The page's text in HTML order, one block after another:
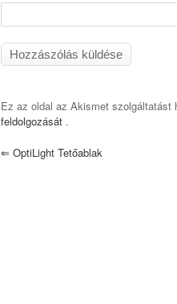
Ez az oldal az Akismet szolgáltatást
feldolgozását .
⇐ OptiLight Tetőablak